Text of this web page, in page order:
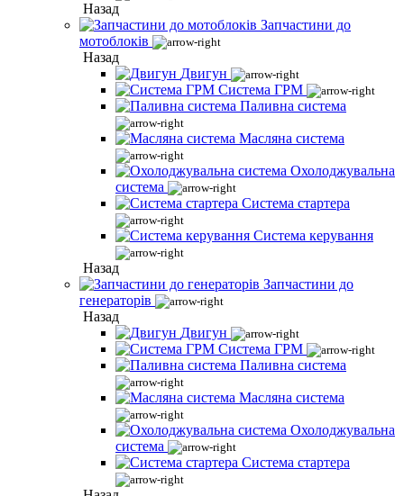
Назад
Запчастини до
мотоблоків
Назад
Двигун
Система ГРМ
Паливна система
Масляна система
Охолоджувальна
система
Система стартера
Система керування
Назад
Запчастини до
генераторів
Назад
Двигун
Система ГРМ
Паливна система
Масляна система
Охолоджувальна
система
Система стартера